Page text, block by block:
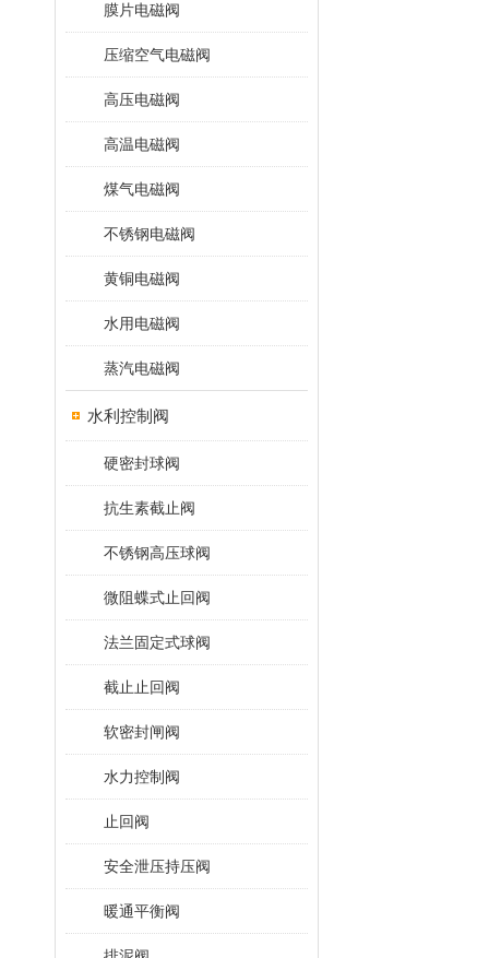
膜片电磁阀
压缩空气电磁阀
高压电磁阀
高温电磁阀
煤气电磁阀
不锈钢电磁阀
黄铜电磁阀
水用电磁阀
蒸汽电磁阀
水利控制阀
硬密封球阀
抗生素截止阀
不锈钢高压球阀
微阻蝶式止回阀
法兰固定式球阀
截止止回阀
软密封闸阀
水力控制阀
止回阀
安全泄压持压阀
暖通平衡阀